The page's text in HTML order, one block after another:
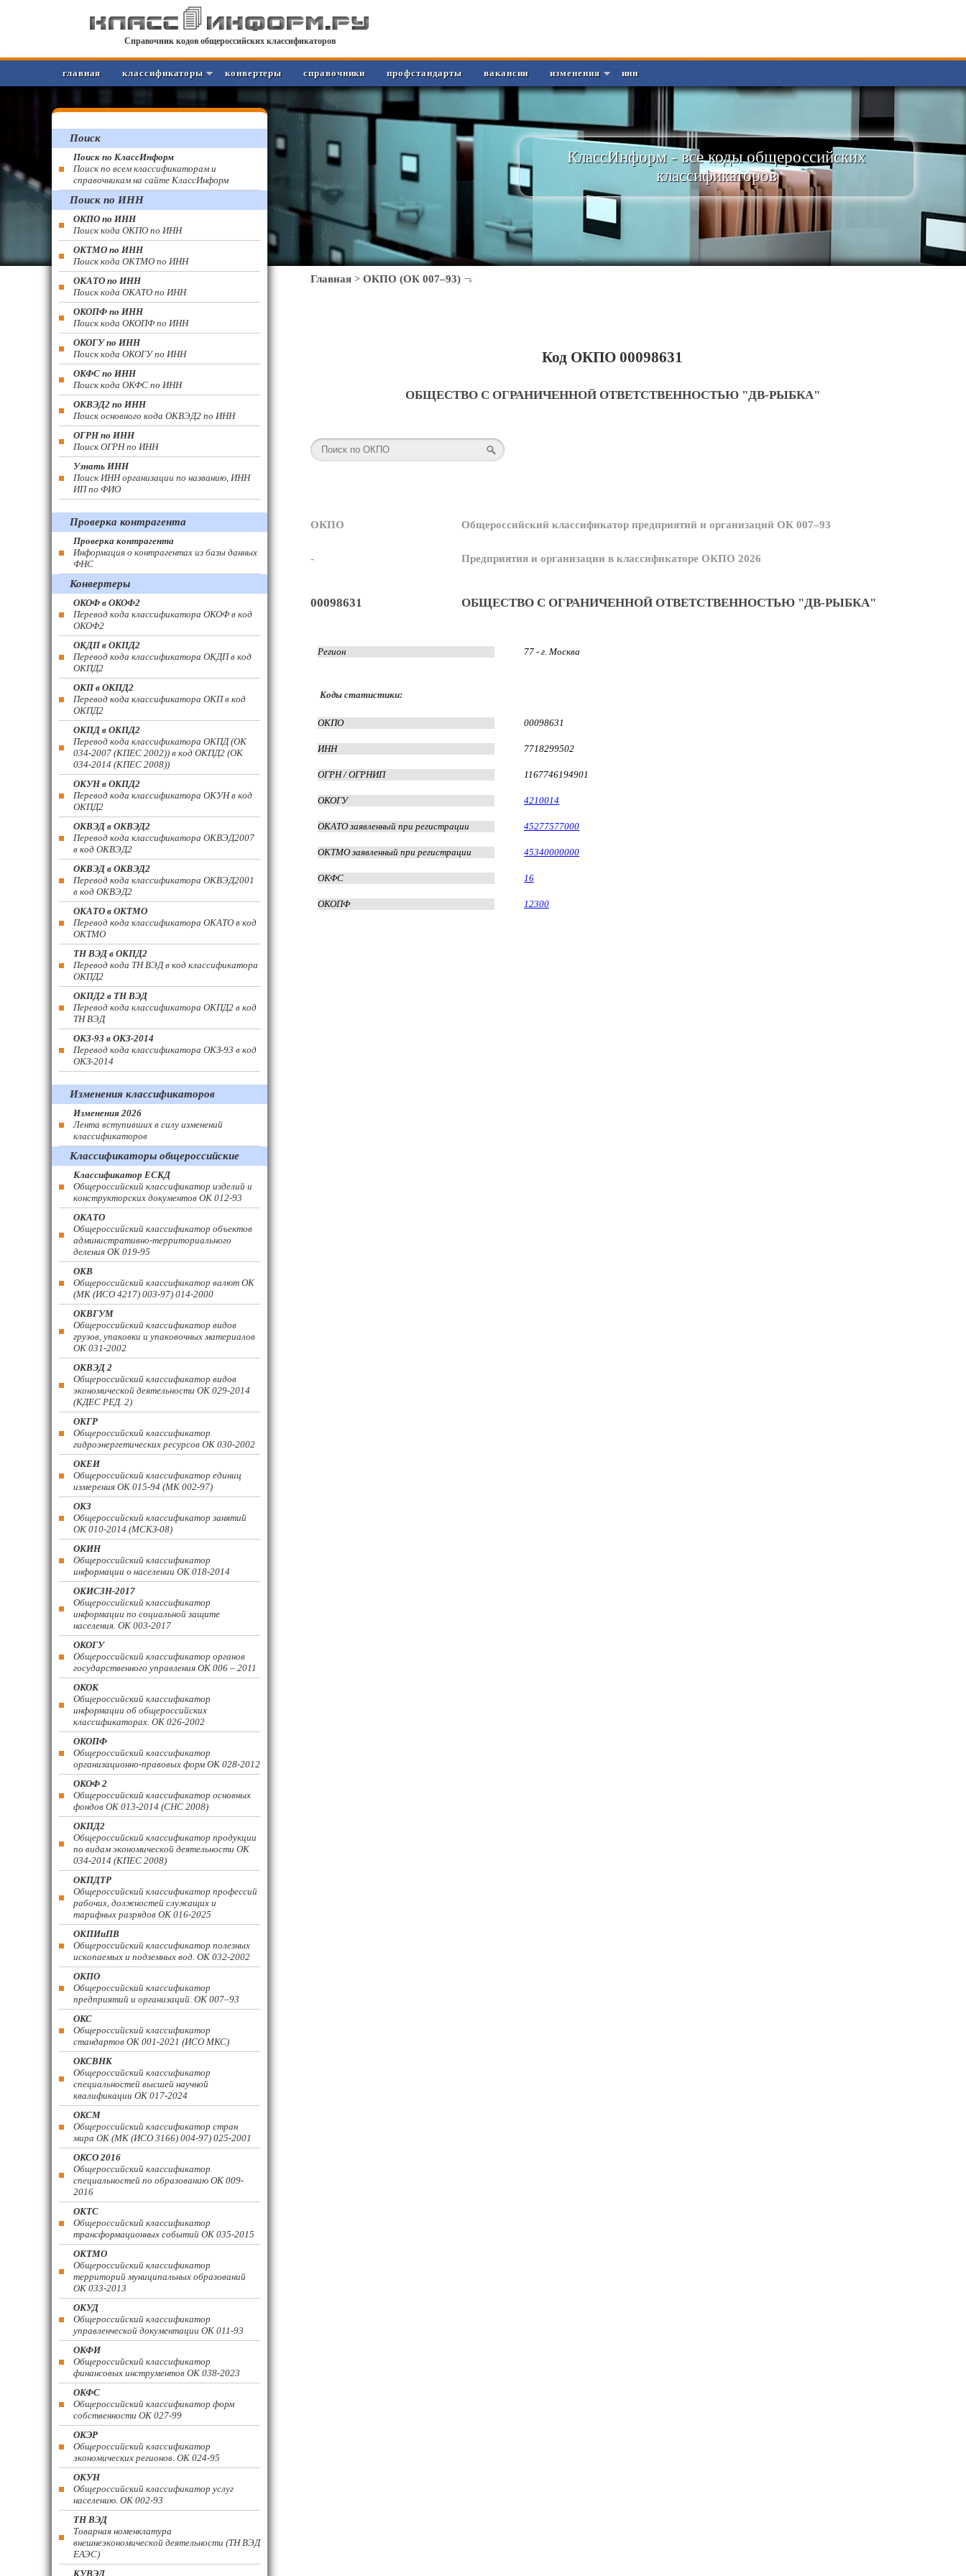
Справочник кодов общероссийских классификаторов
главная классификаторы конвертеры справочники профстандарты вакансии изменения инн
КлассИнформ - все коды общероссийских
классификаторов
Главная > ОКПО (ОК 007–93)
Код ОКПО 00098631
ОБЩЕСТВО С ОГРАНИЧЕННОЙ ОТВЕТСТВЕННОСТЬЮ "ДВ-РЫБКА"
ОКПО Общероссийский классификатор предприятий и организаций ОК 007–93
- Предприятия и организации в классификаторе ОКПО 2026
00098631 ОБЩЕСТВО С ОГРАНИЧЕННОЙ ОТВЕТСТВЕННОСТЬЮ "ДВ-РЫБКА"
Регион 77 - г. Москва
Коды статистики:
ОКПО 00098631
ИНН 7718299502
ОГРН / ОГРНИП 1167746194901
ОКОГУ 4210014
ОКАТО заявленный при регистрации 45277577000
ОКТМО заявленный при регистрации 45340000000
ОКФС 16
ОКОПФ 12300
Поиск
Поиск по КлассИнформ
Поиск по всем классификаторам и
справочникам на сайте КлассИнформ
Поиск по ИНН
ОКПО по ИНН
Поиск кода ОКПО по ИНН
ОКТМО по ИНН
Поиск кода ОКТМО по ИНН
ОКАТО по ИНН
Поиск кода ОКАТО по ИНН
ОКОПФ по ИНН
Поиск кода ОКОПФ по ИНН
ОКОГУ по ИНН
Поиск кода ОКОГУ по ИНН
ОКФС по ИНН
Поиск кода ОКФС по ИНН
ОКВЭД2 по ИНН
Поиск основного кода ОКВЭД2 по ИНН
ОГРН по ИНН
Поиск ОГРН по ИНН
Узнать ИНН
Поиск ИНН организации по названию, ИНН
ИП по ФИО
Проверка контрагента
Проверка контрагента
Информация о контрагентах из базы данных
ФНС
Конвертеры
ОКОФ в ОКОФ2
Перевод кода классификатора ОКОФ в код
ОКОФ2
ОКДП в ОКПД2
Перевод кода классификатора ОКДП в код
ОКПД2
ОКП в ОКПД2
Перевод кода классификатора ОКП в код
ОКПД2
ОКПД в ОКПД2
Перевод кода классификатора ОКПД (ОК
034-2007 (КПЕС 2002)) в код ОКПД2 (ОК
034-2014 (КПЕС 2008))
ОКУН в ОКПД2
Перевод кода классификатора ОКУН в код
ОКПД2
ОКВЭД в ОКВЭД2
Перевод кода классификатора ОКВЭД2007
в код ОКВЭД2
ОКВЭД в ОКВЭД2
Перевод кода классификатора ОКВЭД2001
в код ОКВЭД2
ОКАТО в ОКТМО
Перевод кода классификатора ОКАТО в код
ОКТМО
ТН ВЭД в ОКПД2
Перевод кода ТН ВЭД в код классификатора
ОКПД2
ОКПД2 в ТН ВЭД
Перевод кода классификатора ОКПД2 в код
ТН ВЭД
ОКЗ-93 в ОКЗ-2014
Перевод кода классификатора ОКЗ-93 в код
ОКЗ-2014
Изменения классификаторов
Изменения 2026
Лента вступивших в силу изменений
классификаторов
Классификаторы общероссийские
Классификатор ЕСКД
Общероссийский классификатор изделий и
конструкторских документов ОК 012-93
ОКАТО
Общероссийский классификатор объектов
административно-территориального
деления ОК 019-95
ОКВ
Общероссийский классификатор валют ОК
(МК (ИСО 4217) 003-97) 014-2000
ОКВГУМ
Общероссийский классификатор видов
грузов, упаковки и упаковочных материалов
ОК 031-2002
ОКВЭД 2
Общероссийский классификатор видов
экономической деятельности ОК 029-2014
(КДЕС РЕД. 2)
ОКГР
Общероссийский классификатор
гидроэнергетических ресурсов ОК 030-2002
ОКЕИ
Общероссийский классификатор единиц
измерения ОК 015-94 (МК 002-97)
ОКЗ
Общероссийский классификатор занятий
ОК 010-2014 (МСКЗ-08)
ОКИН
Общероссийский классификатор
информации о населении ОК 018-2014
ОКИСЗН-2017
Общероссийский классификатор
информации по социальной защите
населения. ОК 003-2017
ОКОГУ
Общероссийский классификатор органов
государственного управления ОК 006 – 2011
ОКОК
Общероссийский классификатор
информации об общероссийских
классификаторах. ОК 026-2002
ОКОПФ
Общероссийский классификатор
организационно-правовых форм ОК 028-2012
ОКОФ 2
Общероссийский классификатор основных
фондов ОК 013-2014 (СНС 2008)
ОКПД2
Общероссийский классификатор продукции
по видам экономической деятельности ОК
034-2014 (КПЕС 2008)
ОКПДТР
Общероссийский классификатор профессий
рабочих, должностей служащих и
тарифных разрядов ОК 016-2025
ОКПИиПВ
Общероссийский классификатор полезных
ископаемых и подземных вод. ОК 032-2002
ОКПО
Общероссийский классификатор
предприятий и организаций. ОК 007–93
ОКС
Общероссийский классификатор
стандартов ОК 001-2021 (ИСО МКС)
ОКСВНК
Общероссийский классификатор
специальностей высшей научной
квалификации ОК 017-2024
ОКСМ
Общероссийский классификатор стран
мира ОК (МК (ИСО 3166) 004-97) 025-2001
ОКСО 2016
Общероссийский классификатор
специальностей по образованию ОК 009-
2016
ОКТС
Общероссийский классификатор
трансформационных событий ОК 035-2015
ОКТМО
Общероссийский классификатор
территорий муниципальных образований
ОК 033-2013
ОКУД
Общероссийский классификатор
управленческой документации ОК 011-93
ОКФИ
Общероссийский классификатор
финансовых инструментов OK 038-2023
ОКФС
Общероссийский классификатор форм
собственности ОК 027-99
ОКЭР
Общероссийский классификатор
экономических регионов. ОК 024-95
ОКУН
Общероссийский классификатор услуг
населению. ОК 002-93
ТН ВЭД
Товарная номенклатура
внешнеэкономической деятельности (ТН ВЭД
ЕАЭС)
КУВЭД